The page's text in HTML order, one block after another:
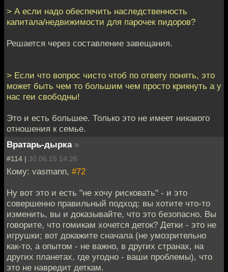
> А если надо обеспечить наследственность
капитала/недвижимости для парочек пидоров?
Решается через составление завещания.
> Если что вопрос чисто чтоб по ответу понять, это
может быть чем то большим чем просто крикнуть а у
нас геи свободны!
Это и есть большее. Только это не имеет никакого
отношения к семье.
Вратарь-дырка »
#114 | 30.06.15 14:26
Кому: vasmann, #72
Ну вот это и есть "не хочу рисковать" - и это
совершенно правильный подход: вы хотите что-то
изменить, вы и доказывайте, что это безопасно. Вы
говорите, что гомикам хочется деток? Детки - это не
игрушки; вот докажите сначала (не умозрительно
как-то, а опытом - не важно, в других странах, на
других планетах, где угодно - ваши проблемы), что
это не навредит деткам.